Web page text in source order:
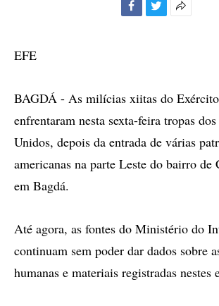
EFE
BAGDÁ - As milícias xiitas do
enfrentaram nesta sexta-feira tropas
Unidos, depois da entrada de várias
americanas na parte Leste do bairro de
em Bagdá.
Até agora, as fontes do Ministério do
continuam sem poder dar dados sobre
humanas e materiais registradas nestes